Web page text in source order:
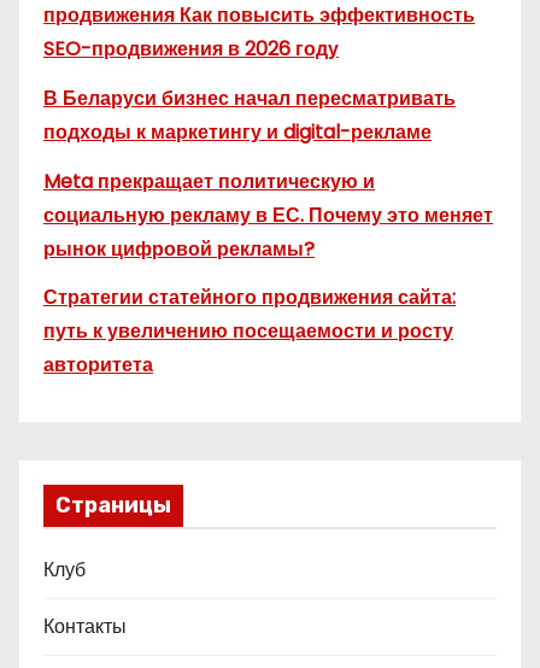
продвижения Как повысить эффективность
SEO-продвижения в 2026 году
В Беларуси бизнес начал пересматривать
подходы к маркетингу и digital-рекламе
Meta прекращает политическую и
социальную рекламу в ЕС. Почему это меняет
рынок цифровой рекламы?
Стратегии статейного продвижения сайта:
путь к увеличению посещаемости и росту
авторитета
Страницы
Клуб
Контакты